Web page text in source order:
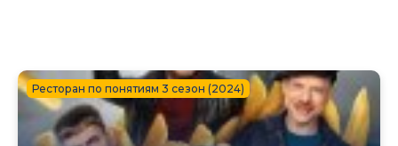
Ресторан по понятиям 3 сезон (2024)